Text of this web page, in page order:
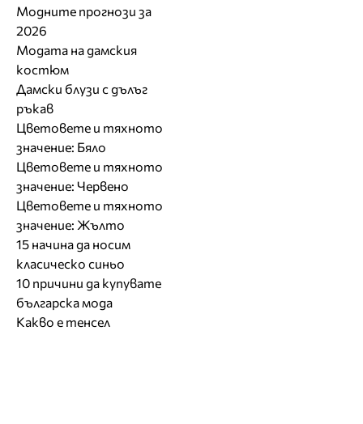
Модните прогнози за
2026
Модата на дамския
костюм
Дамски блузи с дълъг
ръкав
Цветовете и тяхното
значение: Бяло
Цветовете и тяхното
значение: Червено
Цветовете и тяхното
значение: Жълто
15 начина да носим
класическо синьо
10 причини да купувате
българска мода
Какво е тенсел